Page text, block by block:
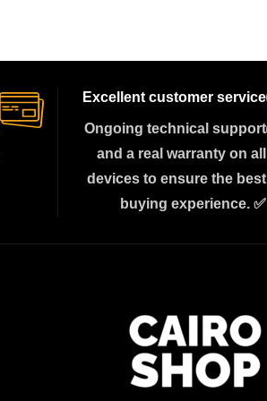
Excellent customer service
Ongoing technical support
and a real warranty on all
devices to ensure the best
buying experience. ✅